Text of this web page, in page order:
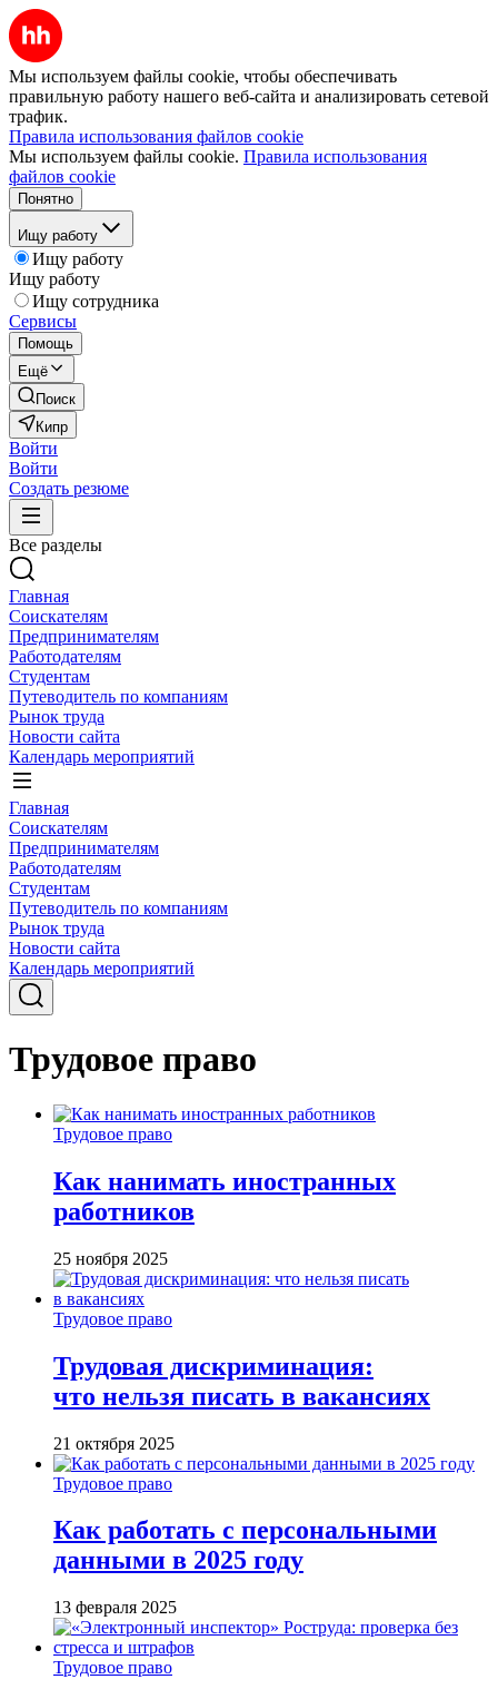
Мы используем файлы cookie, чтобы обеспечивать
правильную работу нашего веб-сайта и анализировать сетевой
трафик.
Правила использования файлов cookie
Мы используем файлы cookie. Правила использования
файлов cookie
Понятно
Ищу работу
Ищу работу
Ищу работу
Ищу сотрудника
Сервисы
Помощь
Ещё
Поиск
Кипр
Войти
Войти
Создать резюме
Все разделы
Главная
Соискателям
Предпринимателям
Работодателям
Студентам
Путеводитель по компаниям
Рынок труда
Новости сайта
Календарь мероприятий
Главная
Соискателям
Предпринимателям
Работодателям
Студентам
Путеводитель по компаниям
Рынок труда
Новости сайта
Календарь мероприятий
Трудовое право
Трудовое право
Как нанимать иностранных
работников
25 ноября 2025
Трудовое право
Трудовая дискриминация:
что нельзя писать в вакансиях
21 октября 2025
Трудовое право
Как работать с персональными
данными в 2025 году
13 февраля 2025
Трудовое право